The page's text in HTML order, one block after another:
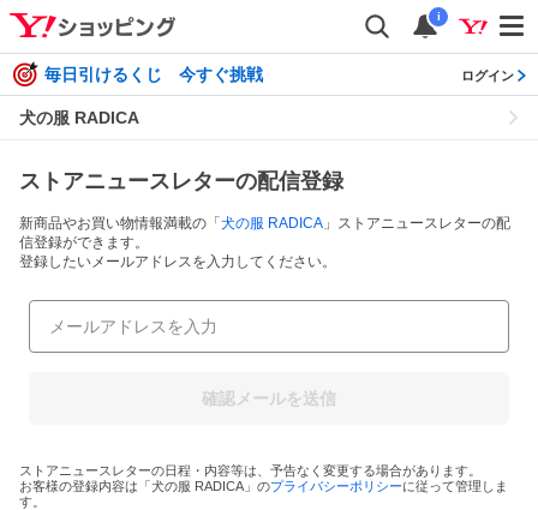
i
毎日引けるくじ 今すぐ挑戦 ログイン
犬の服 RADICA
ストアニュースレターの配信登録
新商品やお買い物情報満載の「 犬の服 RADICA 」ストアニュースレターの配
信登録ができます。
登録したいメールアドレスを入力してください。
確認メールを送信
ストアニュースレターの日程・内容等は、予告なく変更する場合があります。
お客様の登録内容は「犬の服 RADICA 」のプライバシーポリシーに従って管理しま
す。